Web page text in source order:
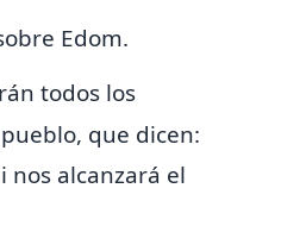
Edom.
todos los
que dicen:
nos alcanzará el